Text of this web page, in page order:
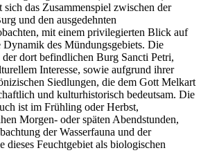
sich das Zusammenspiel zwischen der
und den ausgedehnten
mit einem privilegierten Blick auf
Dynamik des Mündungsgebiets. Die
dort befindlichen Burg Sancti Petri,
Interesse, sowie aufgrund ihrer
Siedlungen, die dem Gott Melkart
und kulturhistorisch bedeutsam. Die
ist im Frühling oder Herbst,
Morgen- oder späten Abendstunden,
der Wasserfauna und der
dieses Feuchtgebiet als biologischen